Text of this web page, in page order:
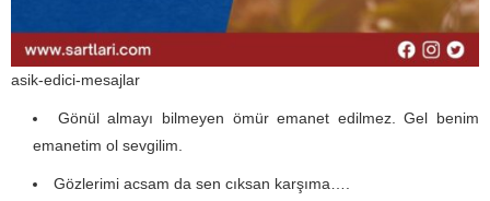
asik-edici-mesajlar
Gönül almayı bilmeyen ömür emanet edilmez. Gel benim
emanetim ol sevgilim.
Gözlerimi acsam da sen cıksan karşıma….